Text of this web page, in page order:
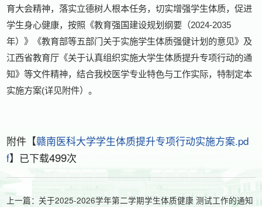
育大会精神，落实立德树人根本任务，切实增强学生体质，促进
学生身心健康，按照《教育强国建设规划纲要（2024-2035
年）》《教育部等五部门关于实施学生体质强健计划的意见》 及
江西省教育厅《关于认真组织实施大学生体质提升专项行动的通
知》等文件精神，结合我校医学专业特色与工作实际，特制定本
实施方案(详见附件）。
附件【赣南医科大学学生体质提升专项行动实施方案.pd
f】已下载499次
上一篇：关于2025-2026学年第二学期学生体质健康 测试工作的通知